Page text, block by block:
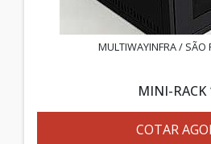
MULTIWAYINFRA / SÃO
MINI-RACK
COTAR